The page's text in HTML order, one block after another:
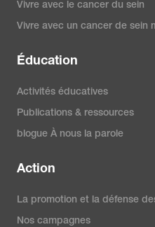
Vivre avec le cancer du sein
Vivre avec un cancer de sein
Éducation
Activités éducatives
Publications & ressources
blogue À nous la parole
Action
La promotion et la défense
Nos campagnes